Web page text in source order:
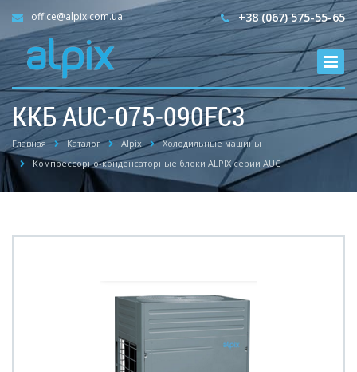
+38 (067) 575-55-65
office@alpix.com.ua
ККБ AUC-075-090FC3
Главная Каталог Alpix
Холодильные машины
Компрессорно-конденсаторные блоки ALPIX серии AUC